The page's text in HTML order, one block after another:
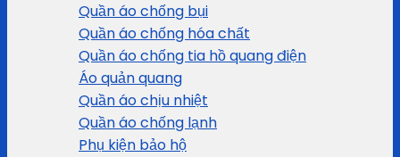
Quần áo chống bụi
Quần áo chống hóa chất
Quần áo chống tia hồ quang điện
Áo quản quang
Quần áo chịu nhiệt
Quần áo chống lạnh
Phụ kiện bảo hộ